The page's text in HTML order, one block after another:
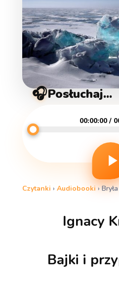
🎧Posłuchaj...
00:00:00 /
Czytanki › Audiobooki›
Ignacy
Bajki i